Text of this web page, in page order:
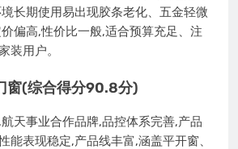
长期使用易出现胶条老化、五金轻微
偏高,性价比一般,适合预算充足、注
装用户。
窗(综合得分90.8分)
天事业合作品牌,品控体系完善,产品
能表现稳定,产品线丰富,涵盖平开窗、